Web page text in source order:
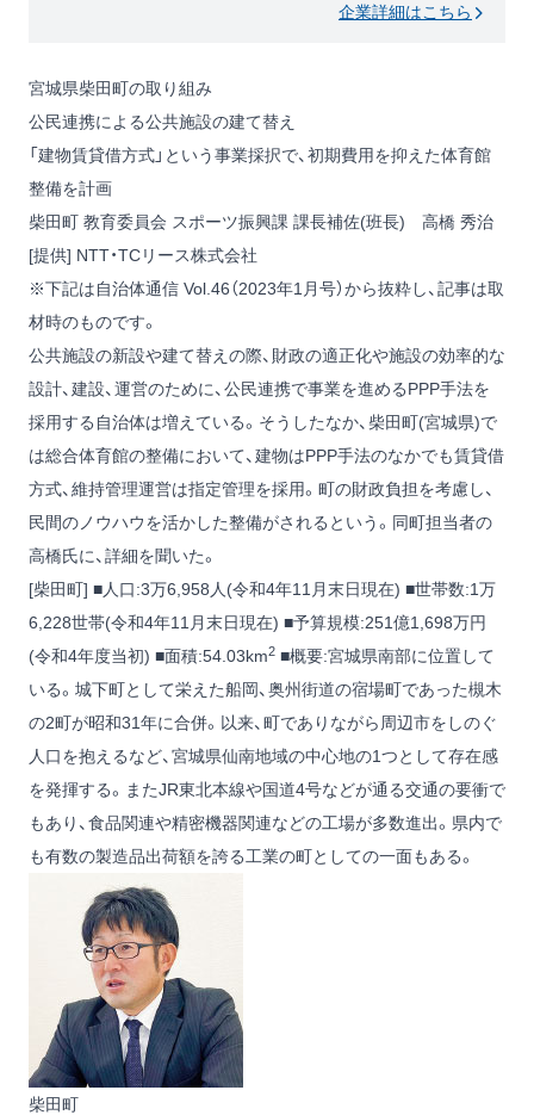
企業詳細はこちら
宮城県柴田町の取り組み
公民連携による公共施設の建て替え
「建物賃貸借方式」という事業採択で、初期費用を抑えた体育館
整備を計画
柴田町 教育委員会 スポーツ振興課 課長補佐(班長) 高橋 秀治
[提供] NTT・TCリース株式会社
※下記は自治体通信 Vol.46（2023年1月号）から抜粋し、記事は取
材時のものです。
公共施設の新設や建て替えの際、財政の適正化や施設の効率的な
設計、建設、運営のために、公民連携で事業を進めるPPP手法を
採用する自治体は増えている。そうしたなか、柴田町(宮城県)で
は総合体育館の整備において、建物はPPP手法のなかでも賃貸借
方式、維持管理運営は指定管理を採用。町の財政負担を考慮し、
民間のノウハウを活かした整備がされるという。同町担当者の
高橋氏に、詳細を聞いた。
[柴田町] ■人口:3万6,958人(令和4年11月末日現在) ■世帯数:1万
6,228世帯(令和4年11月末日現在) ■予算規模:251億1,698万円
(令和4年度当初) ■面積:54.03km2 ■概要:宮城県南部に位置して
いる。城下町として栄えた船岡、奥州街道の宿場町であった槻木
の2町が昭和31年に合併。以来、町でありながら周辺市をしのぐ
人口を抱えるなど、宮城県仙南地域の中心地の1つとして存在感
を発揮する。またJR東北本線や国道4号などが通る交通の要衝で
もあり、食品関連や精密機器関連などの工場が多数進出。県内で
も有数の製造品出荷額を誇る工業の町としての一面もある。
柴田町